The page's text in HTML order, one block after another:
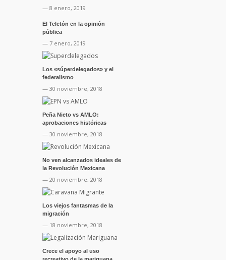
— 8 enero, 2019
El Teletón en la opinión
pública
— 7 enero, 2019
Los «súperdelegados» y el
federalismo
— 30 noviembre, 2018
Peña Nieto vs AMLO:
aprobaciones históricas
— 30 noviembre, 2018
No ven alcanzados ideales de
la Revolución Mexicana
— 20 noviembre, 2018
Los viejos fantasmas de la
migración
— 18 noviembre, 2018
Crece el apoyo al uso